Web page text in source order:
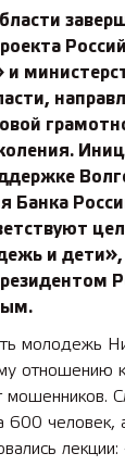
Банка
и дети»,
молодежь
отношению
мошенников.
600 человек,